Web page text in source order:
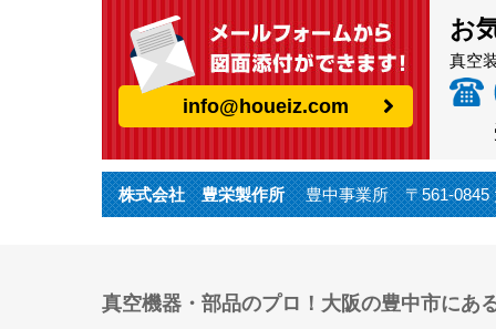
info@houeiz.com
お
真空
株式会社 豊栄製作所 豊中事業所 〒561-0845
真空機器・部品のプロ！大阪の豊中市にあ